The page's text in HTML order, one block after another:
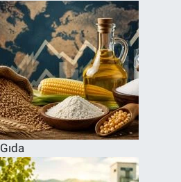
Gıda